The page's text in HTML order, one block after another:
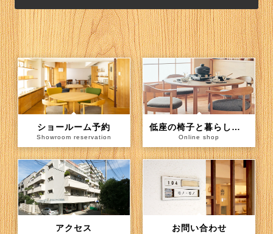
ショールーム予約
Showroom reservation
低座の椅子と暮らしの道具店（通信販売）
Online shop
アクセス お問い合わせ